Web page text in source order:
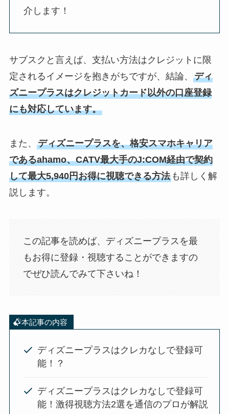
介します！
サブスクと言えば、支払い方法はクレジットに限
定されるイメージを抱きがちですが、結論、 ディ
ズニープラスはクレジットカード以外の口座登録
にも対応しています。
また、 ディズニープラスを、格安スマホキャリア
であるahamo、CATV最大手のJ:COM経由で契約
して最大5,940円お得に視聴できる方法も詳しく解
説します。
この記事を読めば、ディズニープラスを最
もお得に登録・視聴することができますの
でぜひ読んでみて下さいね！
本記事の内容
ディズニープラスはクレカなしで登録可
能！？
ディズニープラスはクレカなしで登録可
能！激得視聴方法2選を通信のプロが解説